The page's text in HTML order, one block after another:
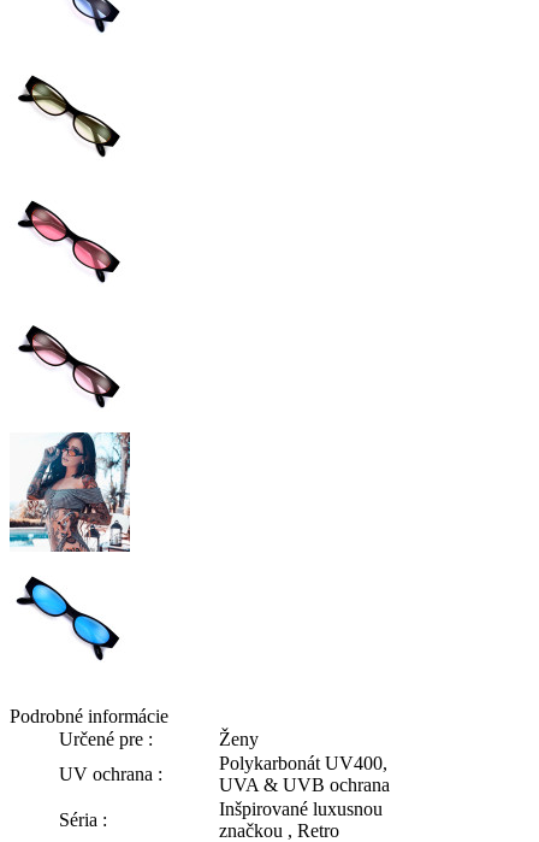
Podrobné informácie
Určené pre :
Ženy
UV ochrana :
Polykarbonát UV400,
UVA & UVB ochrana
Séria :
Inšpirované luxusnou
značkou , Retro